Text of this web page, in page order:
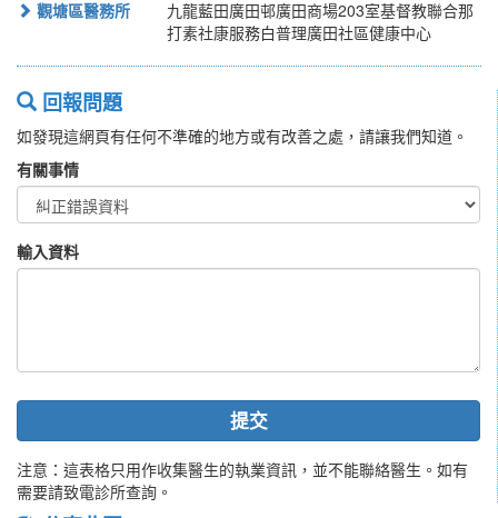
觀塘區醫務所
九龍藍田廣田邨廣田商場203室基督教聯合那
打素社康服務白普理廣田社區健康中心
回報問題
如發現這網頁有任何不準確的地方或有改善之處，請讓我們知道。
有關事情
輸入資料
提交
注意：這表格只用作收集醫生的執業資訊，並不能聯絡醫生。如有
需要請致電診所查詢。